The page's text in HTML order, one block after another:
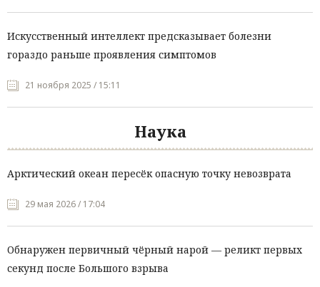
Искусственный интеллект предсказывает болезни
гораздо раньше проявления симптомов
21 ноября 2025 / 15:11
Наука
Арктический океан пересёк опасную точку невозврата
29 мая 2026 / 17:04
Обнаружен первичный чёрный нарой — реликт первых
секунд после Большого взрыва